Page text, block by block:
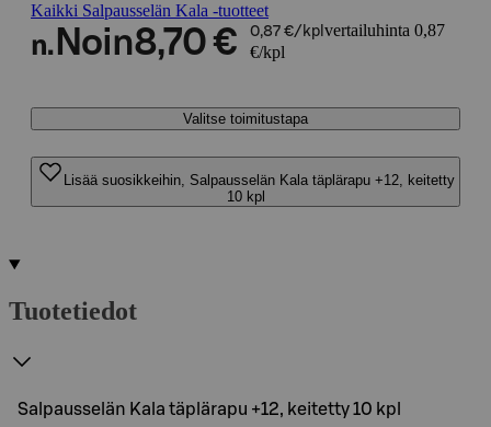
Kaikki Salpausselän Kala -tuotteet
n. Noin8,70 € 0,87 €/kpl vertailuhinta 0,87
€/kpl
Valitse toimitustapa
Lisää suosikkeihin, Salpausselän Kala täplärapu +12, keitetty
10 kpl
Tuotetiedot
Salpausselän Kala täplärapu +12, keitetty 10 kpl